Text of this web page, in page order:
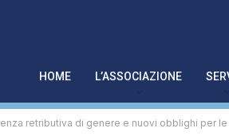
HOME L’ASSOCIAZIONE
retributiva di genere e nuovi obblighi per